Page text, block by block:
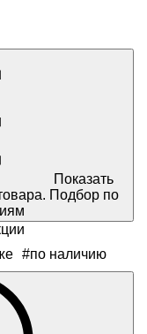
Показать
Подбор по
#по наличию